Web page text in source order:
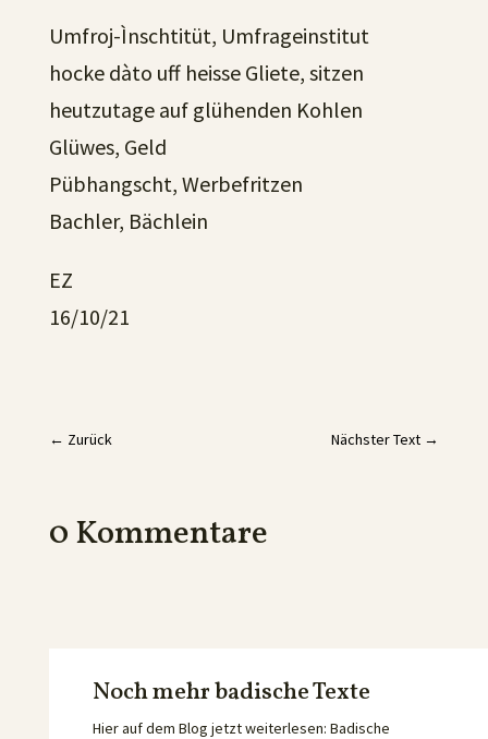
Umfroj-Ìnschtitüt, Umfrageinstitut
hocke dàto uff heisse Gliete, sitzen
heutzutage auf glühenden Kohlen
Glüwes, Geld
Pübhangscht, Werbefritzen
Bachler, Bächlein
EZ
16/10/21
← Zurück Nächster Text →
0 Kommentare
Noch mehr badische Texte
Hier auf dem Blog jetzt weiterlesen: Badische